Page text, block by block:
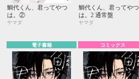
鯛代くん、君ってやつ
は。②
ヤマダ
鯛代くん、君ってやつ
は。2 通常盤
ヤマダ
電子書籍 コミックス